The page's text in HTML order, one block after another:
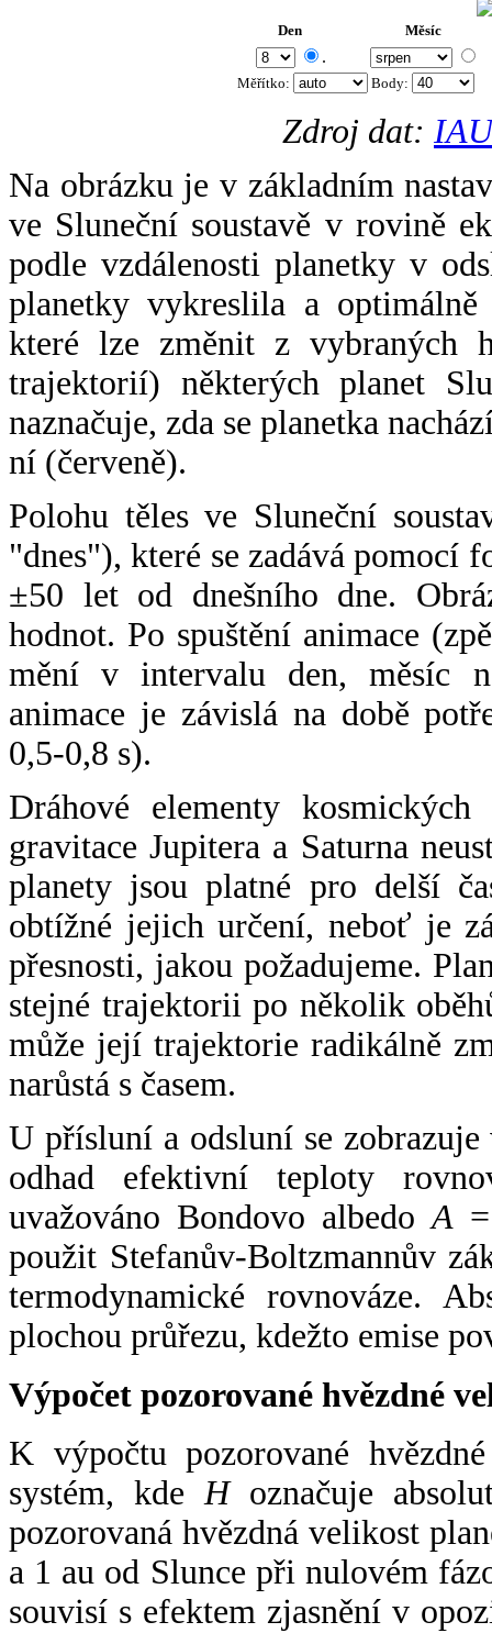
Den Měsíc
.
Měřítko: Body:
Zdroj dat:
Na obrázku je v základním
ve Sluneční soustavě v rovině
podle vzdálenosti planetky v
planetky vykreslila a
které lze změnit z vybraných
trajektorií) některých planet
naznačuje, zda se planetka
ní (červeně).
Polohu těles ve Sluneční
"dnes"), které se zadává pomocí
±50 let od dnešního dne.
hodnot. Po spuštění animace
mění v intervalu den, měsíc
animace je závislá na době
0,5-0,8 s).
Dráhové elementy
gravitace Jupitera a Saturna
planety jsou platné pro delší
obtížné jejich určení, neboť je
přesnosti, jakou požadujeme.
stejné trajektorii po několik
může její trajektorie radikálně
narůstá s časem.
U přísluní a odsluní se
odhad efektivní teploty
uvažováno Bondovo albedoA
použit Stefanův-Boltzmannův
termodynamické rovnováze.
plochou průřezu, kdežto emise
Výpočet pozorované hvězdné
K výpočtu pozorované
systém, kde Hoznačuje
pozorovaná hvězdná velikost
a 1 au od Slunce při nulovém
souvisí s efektem zjasnění v